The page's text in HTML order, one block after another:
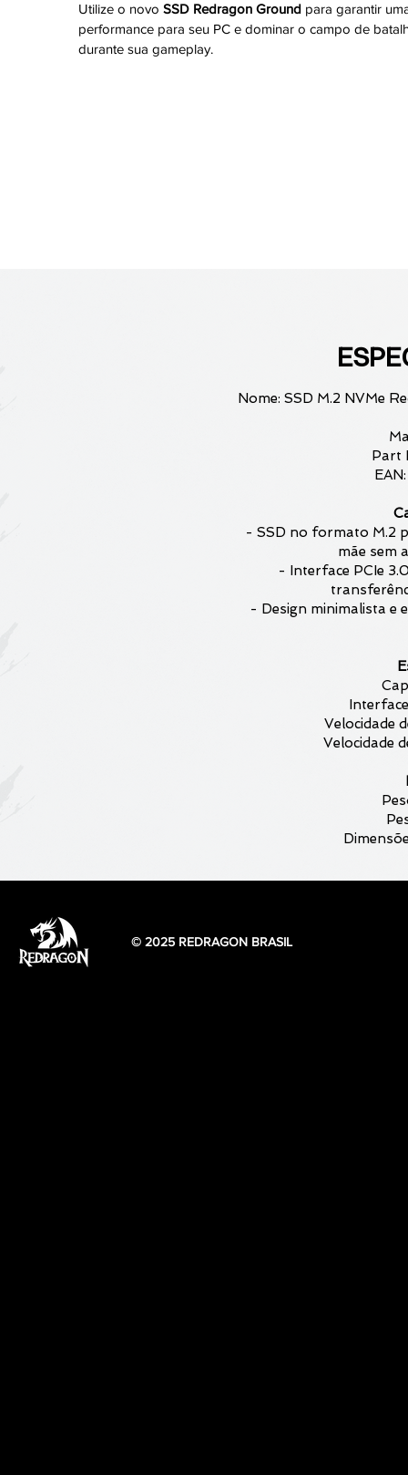
Utilize o novo SSD Redragon Ground para garantir
performance para seu PC e dominar o campo de
durante sua gameplay.
Nome: SSD M.2 NVMe
Part
- SSD no formato M.2
mãe sem
- Interface PCIe
- Design minimalista e
Velocidade
Velocidade
© 2025 REDRAGON BRASIL